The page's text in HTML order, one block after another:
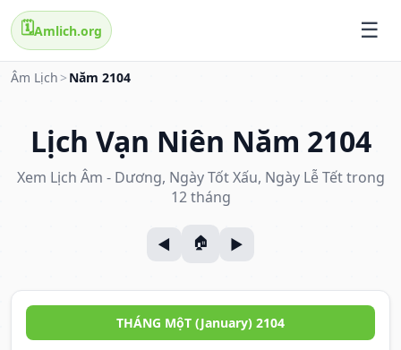
🗓️Amlich.org
Âm Lịch > Năm 2104
Lịch Vạn Niên Năm 2104
Xem Lịch Âm - Dương, Ngày Tốt Xấu, Ngày Lễ Tết trong
12 tháng
THÁNG MộT (January) 2104